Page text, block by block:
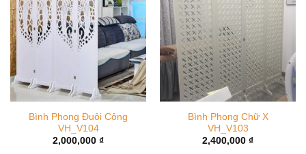
Bình Phong Đuôi Công
VH_V104
2,000,000 ₫
Bình Phong Chữ X
VH_V103
2,400,000 ₫